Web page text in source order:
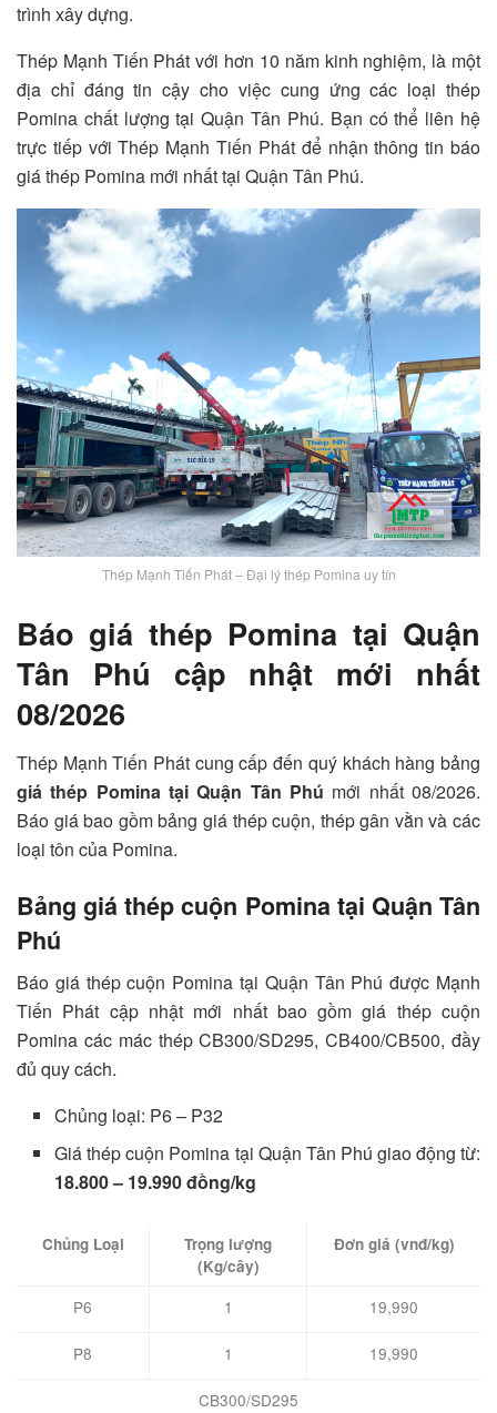
trình xây dựng.
Thép Mạnh Tiến Phát với hơn 10 năm kinh nghiệm, là một
địa chỉ đáng tin cậy cho việc cung ứng các loại thép
Pomina chất lượng tại Quận Tân Phú. Bạn có thể liên hệ
trực tiếp với Thép Mạnh Tiến Phát để nhận thông tin báo
giá thép Pomina mới nhất tại Quận Tân Phú.
Thép Mạnh Tiến Phát – Đại lý thép Pomina uy tín
Báo giá thép Pomina tại Quận
Tân Phú cập nhật mới nhất
08/2026
Thép Mạnh Tiến Phát cung cấp đến quý khách hàng bảng
giá thép Pomina tại Quận Tân Phú mới nhất 08/2026.
Báo giá bao gồm bảng giá thép cuộn, thép gân vằn và các
loại tôn của Pomina.
Bảng giá thép cuộn Pomina tại Quận Tân
Phú
Báo giá thép cuộn Pomina tại Quận Tân Phú được Mạnh
Tiến Phát cập nhật mới nhất bao gồm giá thép cuộn
Pomina các mác thép CB300/SD295, CB400/CB500, đầy
đủ quy cách.
Chủng loại: P6 – P32
Giá thép cuộn Pomina tại Quận Tân Phú giao động từ:
18.800 – 19.990 đồng/kg
Chủng Loại
Trọng lượng
(Kg/cây)
Đơn giá (vnđ/kg)
P6 1 19,990
P8 1 19,990
CB300/SD295